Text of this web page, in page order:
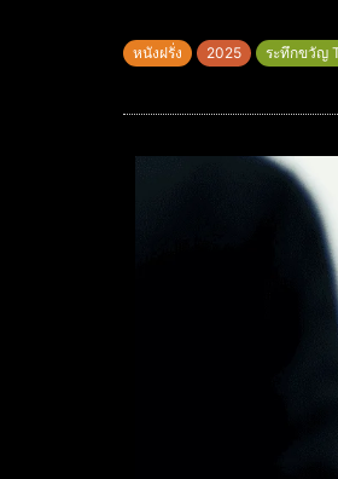
หนังฝรั่ง 2025 ระทึกขวัญ